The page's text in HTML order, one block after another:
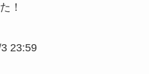
！
23:59